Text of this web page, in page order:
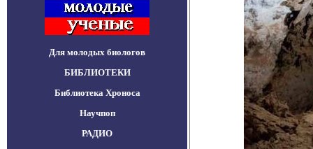
Для молодых биологов
БИБЛИОТЕКИ
Библиотека Хроноса
Научпоп
РАДИО